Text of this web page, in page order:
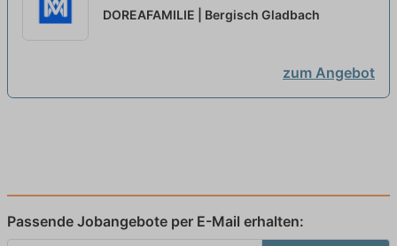
Ausbildung (w/m/d) imstationären
DOREAFAMILIE | Bergisch Gladbach
zum Angebot
Passende Jobangebote per E-Mail erhalten: